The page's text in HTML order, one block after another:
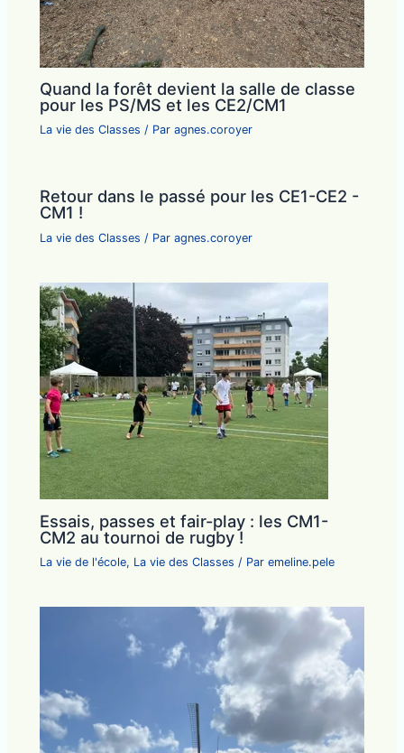
Quand la forêt devient la salle de classe
pour les PS/MS et les CE2/CM1
La vie des Classes / Paragnes.coroyer
Retour dans le passé pour les CE1-CE2 -
CM1 !
La vie des Classes / Paragnes.coroyer
Essais, passes et fair-play : les CM1-
CM2 au tournoi de rugby !
La vie de l'école, La vie des Classes / Paremeline.pele